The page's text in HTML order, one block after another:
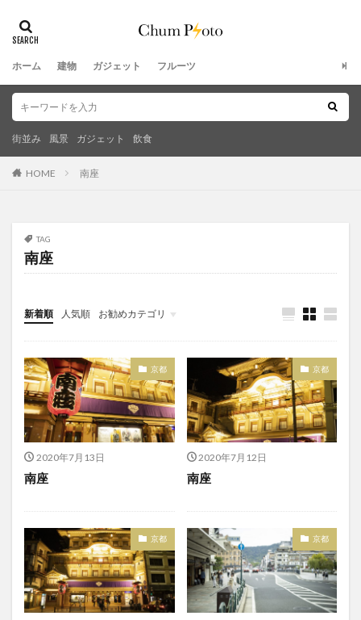
ホーム 建物 ガジェット フルーツ
街並み 風景 ガジェット 飲食
HOME 南座
TAG
南座
新着順 人気順 お勧めカテゴリ
未分類
京都
2020年7月13日
南座
京都
2020年7月12日
南座
京都 京都